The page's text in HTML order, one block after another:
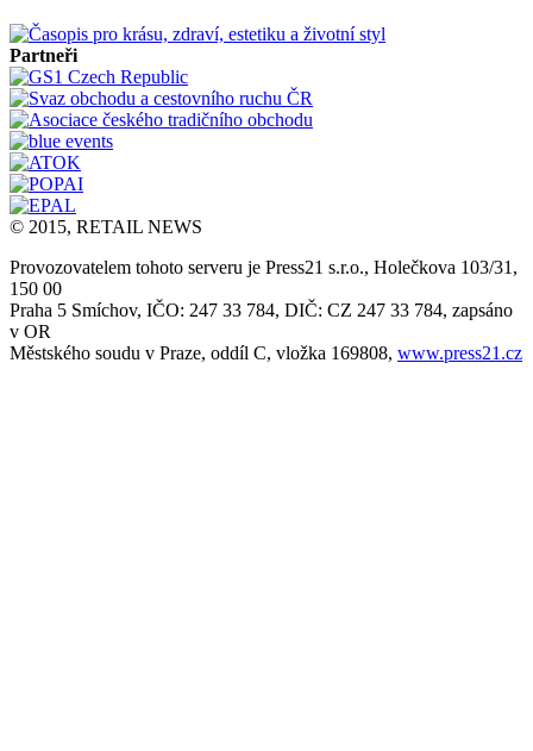
Partneři
© 2015, RETAIL NEWS
Provozovatelem tohoto serveru je Press21 s.r.o., Holečkova 103/31,
150 00
Praha 5 Smíchov, IČO: 247 33 784, DIČ: CZ 247 33 784, zapsáno
v OR
Městského soudu v Praze, oddíl C, vložka 169808, www.press21.cz